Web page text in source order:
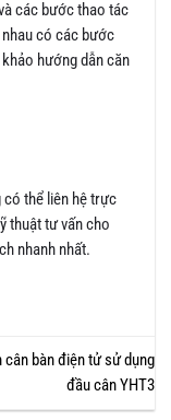
các bước thao tác
có các bước
hướng dẫn căn
có thể liên hệ trực
thuật tư vấn cho
nhanh nhất.
cân bàn điện tử sử dụng
đầu cân YHT3